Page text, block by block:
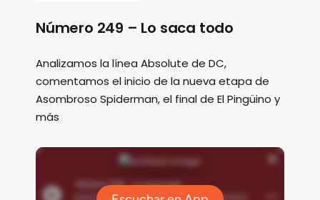
Número 249 – Lo saca todo
Analizamos la línea Absolute de DC,
comentamos el inicio de la nueva etapa de
Asombroso Spiderman, el final de El Pingüino y
más